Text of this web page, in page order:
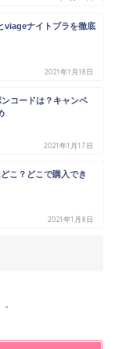
viageナイトブラを徹底
2021年1月18日
コードは？キャンペ
2021年1月17日
こ？どこで購入でき
2021年1月8日